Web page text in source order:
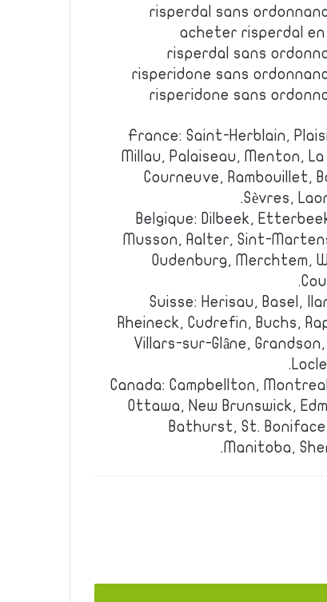
risperdal sans
acheter risperdal
risperdal sans
risperidone sans
risperidone sans
France: Saint-Herblain,
Millau, Palaiseau, Menton,
Courneuve, Rambouillet,
Sèvres,
Belgique: Dilbeek,
Musson, Aalter, Sint-
Oudenburg, Merchtem,
Suisse: Herisau, Basel,
Rheineck, Cudrefin, Buchs,
Villars-sur-Glâne,
Canada: Campbellton,
Ottawa, New Brunswick,
Bathurst, St.
Manitoba,